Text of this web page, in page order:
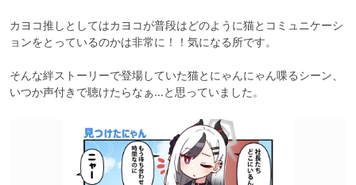
カヨコ推しとしてはカヨコが普段はどのように猫とコミュニケーシ
ョンをとっているのかは非常に！！気になる所です。
そんな絆ストーリーで登場していた猫とにゃんにゃん喋るシーン、
いつか声付きで聴けたらなぁ…と思っていました。